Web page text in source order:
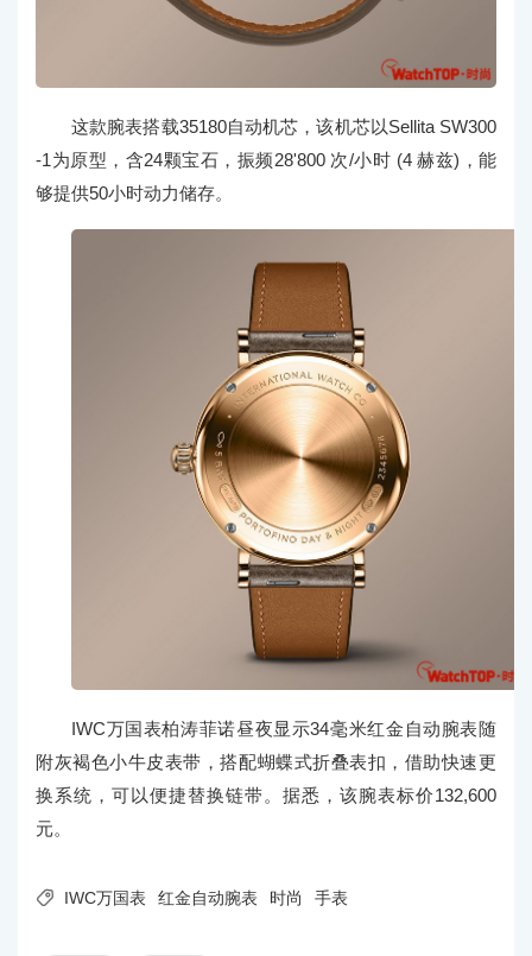
这款腕表搭载35180自动机芯，该机芯以Sellita SW300
-1为原型，含24颗宝石，振频28'800 次/小时 (4 赫兹)，能
够提供50小时动力储存。
IWC万国表柏涛菲诺昼夜显示34毫米红金自动腕表随
附灰褐色小牛皮表带，搭配蝴蝶式折叠表扣，借助快速更
换系统，可以便捷替换链带。据悉，该腕表标价132,600
元。
 IWC万国表 红金自动腕表 时尚 手表